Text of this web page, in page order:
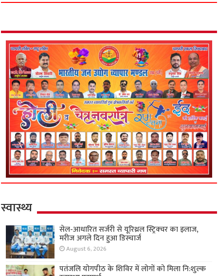
स्वास्थ्य
सेल-आधारित सर्जरी से यूरिथ्रल स्ट्रिक्चर का इलाज,
मरीज अगले दिन हुआ डिस्चार्ज
August 6, 2026
पतंजलि योगपीठ के शिविर में लोगों को मिला नि:शुल्क